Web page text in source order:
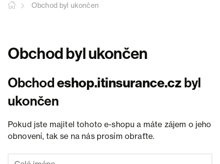
Obchod byl ukončen
Obchod byl ukončen
Obchodeshop.itinsurance.cz byl
ukončen
Pokud jste majitel tohoto e-shopu a máte zájem o jeho
obnovení, tak se na nás prosím obraťte.